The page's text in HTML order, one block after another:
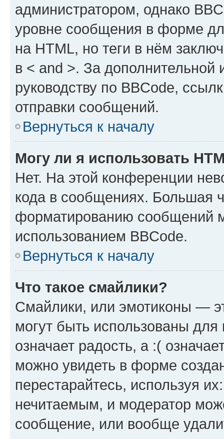
администратором, однако
уровне сообщения в форме
на HTML, но теги в нём
в < and >. За
руководству по BBCode,
отправки сообщений.
Вернуться к началу
Могу ли я использовать
Нет. На этой конференции
кода в сообщениях. Большая
форматированию сообщений
использованием BBCode.
Вернуться к началу
Что такое смайлики?
Смайлики, или эмотиконы —
могут быть использованы
означает радость, а :(
можно увидеть в форме
перестарайтесь, используя
нечитаемым, и модератор
сообщение, или вообще